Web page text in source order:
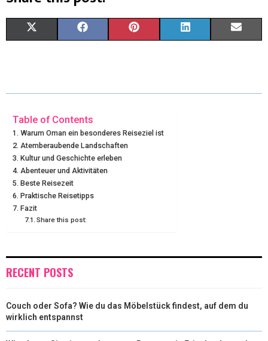
W
T
T
E
R
)
E
O
O
T
R
K I
Table of Contents
Warum Oman ein besonderes Reiseziel ist
Atemberaubende Landschaften
Kultur und Geschichte erleben
Abenteuer und Aktivitäten
Beste Reisezeit
Praktische Reisetipps
Fazit
Share this post:
RECENT POSTS
Couch oder Sofa? Wie du das Möbelstück findest, auf dem du
wirklich entspannst